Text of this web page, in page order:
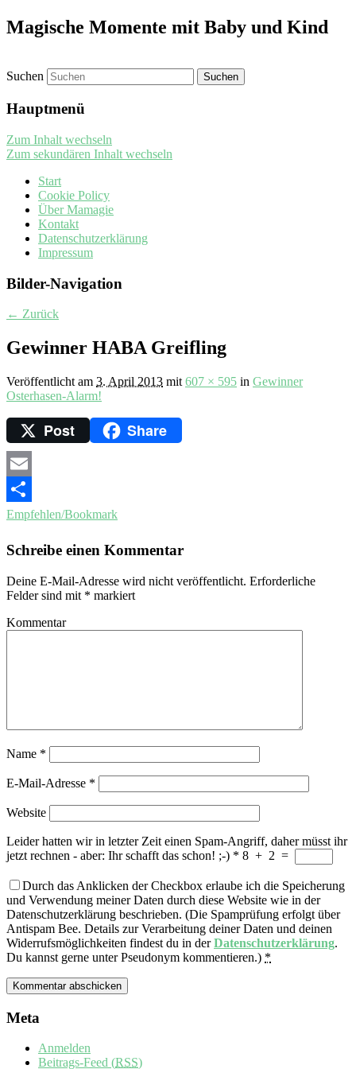
Magische Momente mit Baby und Kind
Suchen
Hauptmenü
Zum Inhalt wechseln
Zum sekundären Inhalt wechseln
Start
Cookie Policy
Über Mamagie
Kontakt
Datenschutzerklärung
Impressum
Bilder-Navigation
← Zurück
Gewinner HABA Greifling
Veröffentlicht am 3. April 2013 mit 607 × 595 in Gewinner
Osterhasen-Alarm!
Post Share
Email
Empfehlen/Bookmark
Schreibe einen Kommentar
Deine E-Mail-Adresse wird nicht veröffentlicht. Erforderliche
Felder sind mit * markiert
Kommentar
Name *
E-Mail-Adresse *
Website
Leider hatten wir in letzter Zeit einen Spam-Angriff, daher müsst ihr
jetzt rechnen - aber: Ihr schafft das schon! ;-) * 8 + 2 =
Durch das Anklicken der Checkbox erlaube ich die Speicherung
und Verwendung meiner Daten durch diese Website wie in der
Datenschutzerklärung beschrieben. (Die Spamprüfung erfolgt über
Antispam Bee. Details zur Verarbeitung deiner Daten und deinen
Widerrufsmöglichkeiten findest du in derDatenschutzerklärung.
Du kannst gerne unter Pseudonym kommentieren.) *
Meta
Anmelden
Beitrags-Feed (RSS)